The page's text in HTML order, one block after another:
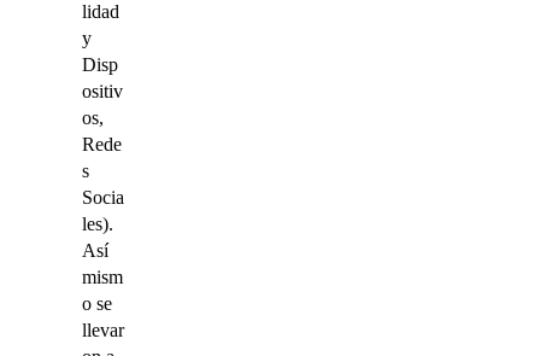
lidad
y
Disp
ositiv
os,
Rede
s
Socia
les).
Así
mism
o se
llevar